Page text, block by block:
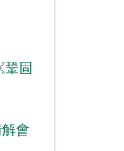
鞏固
會